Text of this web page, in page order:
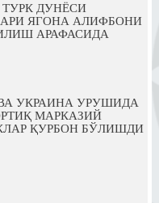
ДУНЁСИ
ЯГОНА АЛИФБОНИ
АРАФАСИДА
УКРАИНА УРУШИДА
МАРКАЗИЙ
ҚУРБОН БЎЛИШДИ